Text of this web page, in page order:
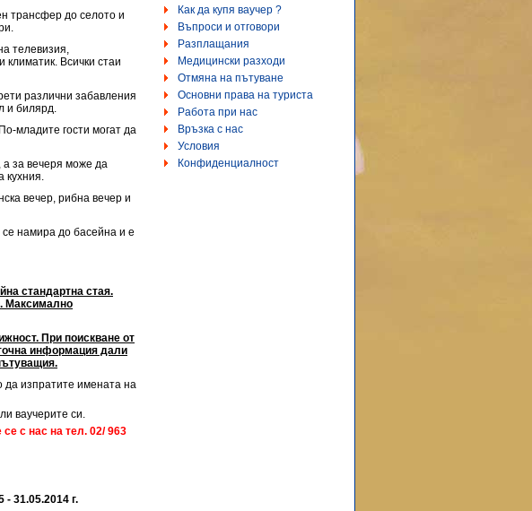
трансфер до селото и
телевизия,
Всички стаи
различни забавления
и билярд.
младите гости могат да
а за вечеря може да
кухния.
вечер, рибна вечер и
се намира до басейна и е
стандартна стая.
Максимално
При поискване от
информация дали
изпратите имената на
ваучерите си.
с нас на тел. 02/ 963
31.05.2014 г.
Как да купя ваучер ?
Въпроси и отговори
Разплащания
Медицински разходи
Отмяна на пътуване
Основни права на туриста
Работа при нас
Връзка с нас
Условия
Конфиденциалност